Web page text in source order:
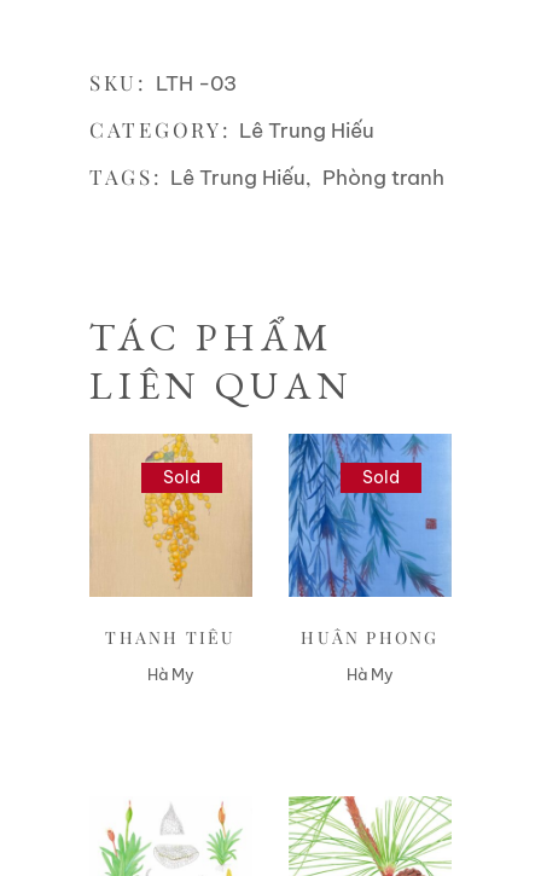
SKU: LTH -03
CATEGORY: Lê Trung Hiếu
TAGS: Lê Trung Hiếu, Phòng tranh
TÁC PHẨM
LIÊN QUAN
Sold
Liên hệ
THANH TIÊU
Hà My
Sold
Liên hệ
HUÂN PHONG
Hà My